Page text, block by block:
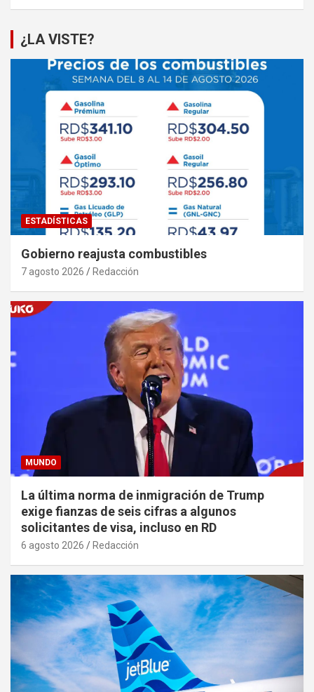
¿LA VISTE?
ESTADÍSTICAS
Gobierno reajusta combustibles
7 agosto 2026 Redacción
MUNDO
La última norma de inmigración de Trump
exige fianzas de seis cifras a algunos
solicitantes de visa, incluso en RD
6 agosto 2026 Redacción